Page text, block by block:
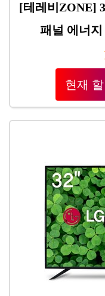
[테레비ZONE]
패널 에너지
현재